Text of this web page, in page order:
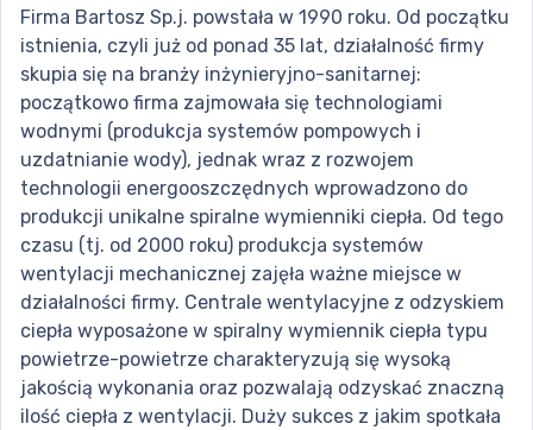
Firma Bartosz Sp.j. powstała w 1990 roku. Od początku
istnienia, czyli już od ponad 35 lat, działalność firmy
skupia się na branży inżynieryjno-sanitarnej:
początkowo firma zajmowała się technologiami
wodnymi (produkcja systemów pompowych i
uzdatnianie wody), jednak wraz z rozwojem
technologii energooszczędnych wprowadzono do
produkcji unikalne spiralne wymienniki ciepła. Od tego
czasu (tj. od 2000 roku) produkcja systemów
wentylacji mechanicznej zajęła ważne miejsce w
działalności firmy. Centrale wentylacyjne z odzyskiem
ciepła wyposażone w spiralny wymiennik ciepła typu
powietrze-powietrze charakteryzują się wysoką
jakością wykonania oraz pozwalają odzyskać znaczną
ilość ciepła z wentylacji. Duży sukces z jakim spotkała